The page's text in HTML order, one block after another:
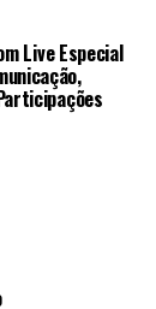
Live Especial